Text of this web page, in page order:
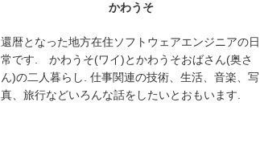
かわうそ
還暦となった地方在住ソフトウェアエンジニアの日
常です. かわうそ(ワイ)とかわうそおばさん(奥さ
ん)の二人暮らし. 仕事関連の技術、生活、音楽、写
真、旅行などいろんな話をしたいとおもいます.